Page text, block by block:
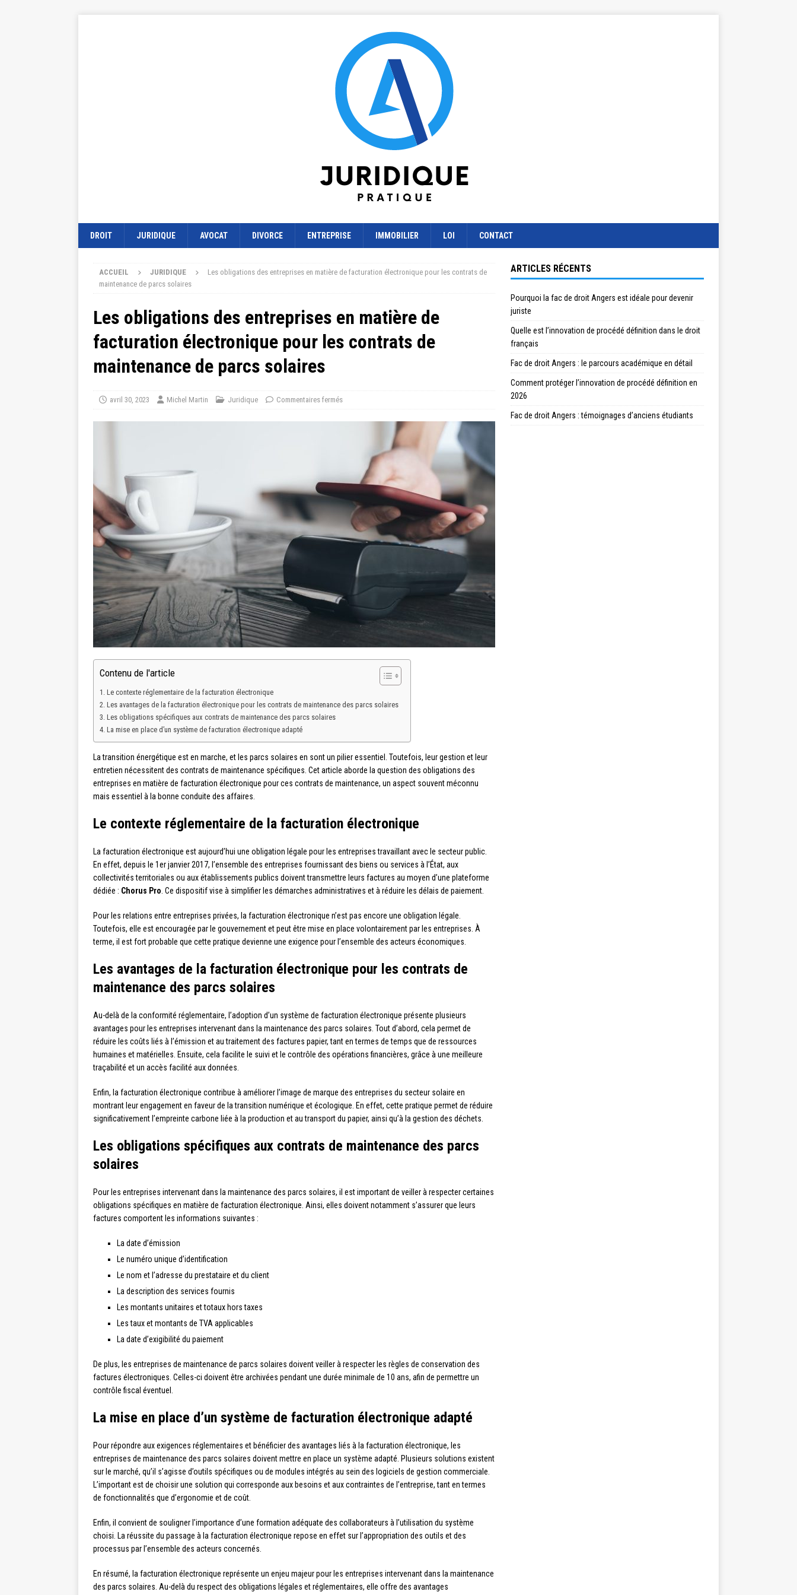
DROIT JURIDIQUE AVOCAT DIVORCE ENTREPRISE IMMOBILIER LOI CONTACT
ACCUEIL JURIDIQUE
Les obligations des entreprises en matière de facturation électronique pour les contrats de
maintenance de parcs solaires
Les obligations des entreprises en matière de
facturation électronique pour les contrats de
maintenance de parcs solaires
avril 30, 2023 Michel Martin Juridique Commentaires fermés
Contenu de l'article
Le contexte réglementaire de la facturation électronique
Les avantages de la facturation électronique pour les contrats de maintenance des parcs solaires
Les obligations spécifiques aux contrats de maintenance des parcs solaires
La mise en place d’un système de facturation électronique adapté
La transition énergétique est en marche, et les parcs solaires en sont un pilier essentiel. Toutefois, leur gestion et leur
entretien nécessitent des contrats de maintenance spécifiques. Cet article aborde la question des obligations des
entreprises en matière de facturation électronique pour ces contrats de maintenance, un aspect souvent méconnu
mais essentiel à la bonne conduite des affaires.
Le contexte réglementaire de la facturation électronique
La facturation électronique est aujourd’hui une obligation légale pour les entreprises travaillant avec le secteur public.
En effet, depuis le 1er janvier 2017, l’ensemble des entreprises fournissant des biens ou services à l’État, aux
collectivités territoriales ou aux établissements publics doivent transmettre leurs factures au moyen d’une plateforme
dédiée : Chorus Pro . Ce dispositif vise à simplifier les démarches administratives et à réduire les délais de paiement.
Pour les relations entre entreprises privées, la facturation électronique n’est pas encore une obligation légale.
Toutefois, elle est encouragée par le gouvernement et peut être mise en place volontairement par les entreprises. À
terme, il est fort probable que cette pratique devienne une exigence pour l’ensemble des acteurs économiques.
Les avantages de la facturation électronique pour les contrats de
maintenance des parcs solaires
Au-delà de la conformité réglementaire, l’adoption d’un système de facturation électronique présente plusieurs
avantages pour les entreprises intervenant dans la maintenance des parcs solaires. Tout d’abord, cela permet de
réduire les coûts liés à l’émission et au traitement des factures papier, tant en termes de temps que de ressources
humaines et matérielles. Ensuite, cela facilite le suivi et le contrôle des opérations financières, grâce à une meilleure
traçabilité et un accès facilité aux données.
Enfin, la facturation électronique contribue à améliorer l’image de marque des entreprises du secteur solaire en
montrant leur engagement en faveur de la transition numérique et écologique. En effet, cette pratique permet de réduire
significativement l’empreinte carbone liée à la production et au transport du papier, ainsi qu’à la gestion des déchets.
Les obligations spécifiques aux contrats de maintenance des parcs
solaires
Pour les entreprises intervenant dans la maintenance des parcs solaires, il est important de veiller à respecter certaines
obligations spécifiques en matière de facturation électronique. Ainsi, elles doivent notamment s’assurer que leurs
factures comportent les informations suivantes :
La date d’émission
Le numéro unique d’identification
Le nom et l’adresse du prestataire et du client
La description des services fournis
Les montants unitaires et totaux hors taxes
Les taux et montants de TVA applicables
La date d’exigibilité du paiement
De plus, les entreprises de maintenance de parcs solaires doivent veiller à respecter les règles de conservation des
factures électroniques. Celles-ci doivent être archivées pendant une durée minimale de 10 ans, afin de permettre un
contrôle fiscal éventuel.
La mise en place d’un système de facturation électronique adapté
Pour répondre aux exigences réglementaires et bénéficier des avantages liés à la facturation électronique, les
entreprises de maintenance des parcs solaires doivent mettre en place un système adapté. Plusieurs solutions existent
sur le marché, qu’il s’agisse d’outils spécifiques ou de modules intégrés au sein des logiciels de gestion commerciale.
L’important est de choisir une solution qui corresponde aux besoins et aux contraintes de l’entreprise, tant en termes
de fonctionnalités que d’ergonomie et de coût.
Enfin, il convient de souligner l’importance d’une formation adéquate des collaborateurs à l’utilisation du système
choisi. La réussite du passage à la facturation électronique repose en effet sur l’appropriation des outils et des
processus par l’ensemble des acteurs concernés.
En résumé, la facturation électronique représente un enjeu majeur pour les entreprises intervenant dans la maintenance
des parcs solaires. Au-delà du respect des obligations légales et réglementaires, elle offre des avantages
ARTICLES RÉCENTS
Pourquoi la fac de droit Angers est idéale pour devenir
juriste
Quelle est l’innovation de procédé définition dans le droit
français
Fac de droit Angers : le parcours académique en détail
Comment protéger l’innovation de procédé définition en
2026
Fac de droit Angers : témoignages d’anciens étudiants